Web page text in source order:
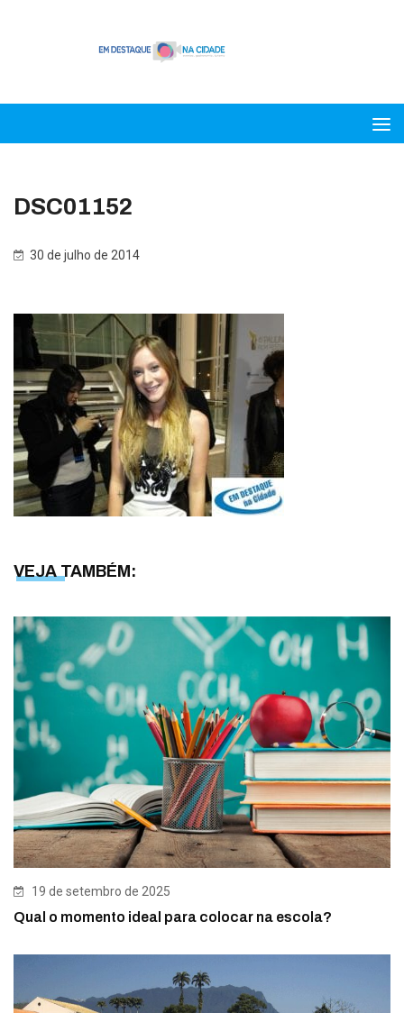
DSC01152
30 de julho de 2014
VEJA TAMBÉM:
19 de setembro de 2025
Qual o momento ideal para colocar na escola?